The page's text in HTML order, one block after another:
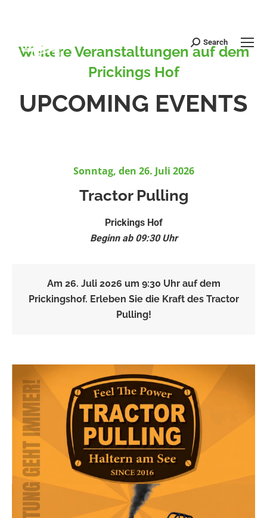
Search:
Search
Weitere Veranstaltungen auf dem
Prickings Hof
UPCOMING EVENTS
Sonntag, den 26. Juli 2026
Tractor Pulling
Prickings Hof
Beginn ab 09:30 Uhr
Am 26. Juli 2026 um 9:30 Uhr auf dem
Prickingshof. Erleben Sie die Kraft des Tractor
Pulling!